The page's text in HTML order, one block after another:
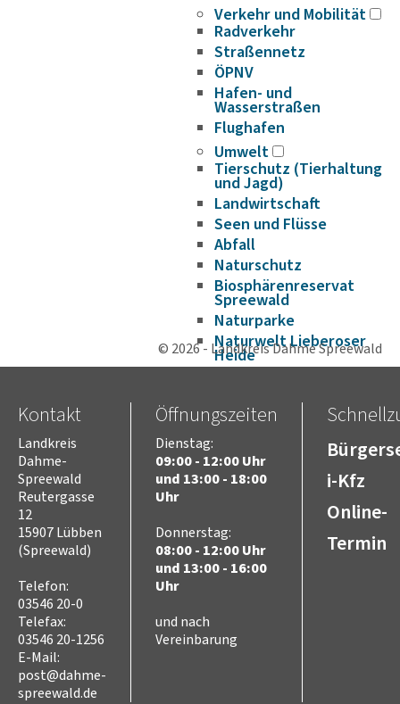
Verkehr und Mobilität
Radverkehr
Straßennetz
ÖPNV
Hafen- und
Wasserstraßen
Flughafen
Umwelt
Tierschutz (Tierhaltung
und Jagd)
Landwirtschaft
Seen und Flüsse
Abfall
Naturschutz
Biosphärenreservat
Spreewald
Naturparke
Naturwelt Lieberoser
Heide
Freizeit
Kultur
Tourismus
Sport
Bevöl­ke­rungs­schutz
Selbst­hilfe
Brand- und Kata­s­tro­­phen­­
schutz­­zen­trum
Kreis­aus­­bil­­dung
© 2026 - Landkreis Dahme Spreewald
Kontakt
Landkreis
Dahme-
Spreewald
Reutergasse
12
15907 Lübben
(Spreewald)
Telefon:
03546 20-0
Telefax:
03546 20-1256
E-Mail:
post@dahme-
spreewald.de
Öffnungszeiten
Dienstag:
09:00 - 12:00 Uhr
und 13:00 - 18:00
Uhr
Donnerstag:
08:00 - 12:00 Uhr
und 13:00 - 16:00
Uhr
und nach
Vereinbarung
i-Kfz
Online-
Termin